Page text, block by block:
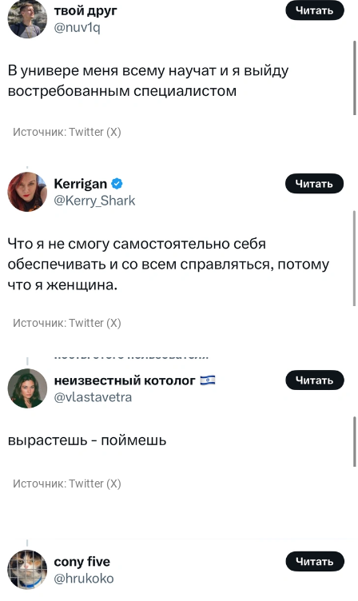
Источник:Twitter (X)
Источник:Twitter (X)
Источник:Twitter (X)